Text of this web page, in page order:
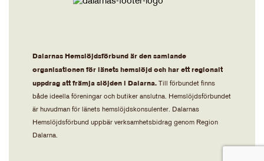
Dalarnas Hemslöjdsförbund är den samlande
organisationen för länets hemslöjd och har ett regionalt
uppdrag att främja slöjden i Dalarna. Till förbundet finns
både ideella föreningar och butiker anslutna. Hemslöjdsförbundet
är huvudman för länets hemslöjdskonsulenter. Dalarnas
Hemslöjdsförbund uppbär verksamhetsbidrag genom Region
Dalarna.